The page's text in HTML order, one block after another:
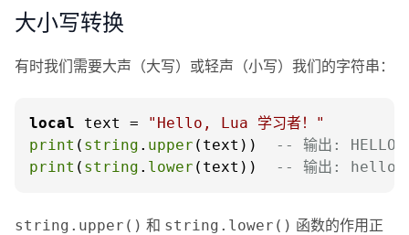
大小写转换
有时我们需要大声（大写）或轻声（小写）我们的字符串：
local text =
"Hello, Lua 学习者！"
print ( string . upper (text))
-- 输出: HELLO,
print ( string . lower (text)) -- 输出: hello,
string.upper() 和 string.lower() 函数的作用正